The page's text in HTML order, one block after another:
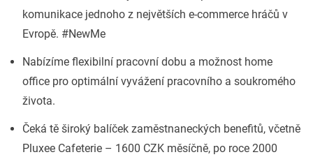
komunikace jednoho z největších e-commerce hráčů v
Evropě. #NewMe
Nabízíme flexibilní pracovní dobu a možnost home
office pro optimální vyvážení pracovního a soukromého
života.
Čeká tě široký balíček zaměstnaneckých benefitů, včetně
Pluxee Cafeterie – 1600 CZK měsíčně, po roce 2000